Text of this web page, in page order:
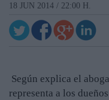
18 JUN 2014 / 22:00 H.
Según explica el
representa a los